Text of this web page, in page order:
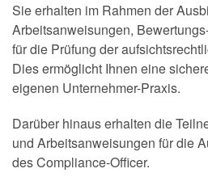
Sie erhalten im Rahmen der
Arbeitsanweisungen,
für die Prüfung der
Dies ermöglicht Ihnen eine
eigenen Unternehmer-Praxis.
Darüber hinaus erhalten die
und Arbeitsanweisungen für die
des Compliance-Officer.